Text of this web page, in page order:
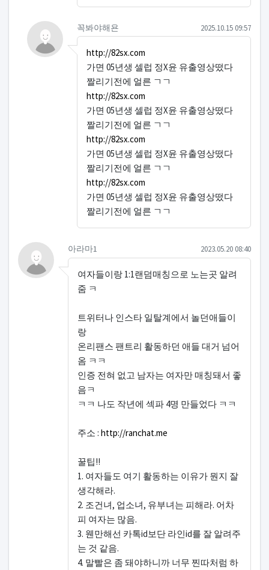
꼭봐야해욘님의댓글의
댓글
꼭봐야해욘 작성일
2025.10.15 09:57
http://82sx.com
가면 05년생 셀럽 정X윤 유출영상떴다
짤리기전에 얼른 ㄱㄱ
http://82sx.com
가면 05년생 셀럽 정X윤 유출영상떴다
짤리기전에 얼른 ㄱㄱ
http://82sx.com
가면 05년생 셀럽 정X윤 유출영상떴다
짤리기전에 얼른 ㄱㄱ
http://82sx.com
가면 05년생 셀럽 정X윤 유출영상떴다
짤리기전에 얼른 ㄱㄱ
아라마1님의 댓글
아라마1 작성일
2023.05.20 08:40
여자들이랑 1:1랜덤매칭으로 노는곳 알려
줌 ㅋ
트위터나 인스타 일탈계에서 놀던애들이
랑
온리팬스 팬트리 활동하던 애들 대거 넘어
옴 ㅋㅋ
인증 전혀 없고 남자는 여자만 매칭돼서 좋
음ㅋ
ㅋㅋ 나도 작년에 섹파 4명 만들었다 ㅋㅋ
주소 : http://ranchat.me
꿀팁!!
1. 여자들도 여기 활동하는 이유가 뭔지 잘
생각해라.
2. 조건녀, 업소녀, 유부녀는 피해라. 어차
피 여자는 많음.
3. 웬만해선 카톡id보단 라인id를 잘 알려주
는 것 같음.
4. 말빨은 좀 돼야하니까 너무 찐따처럼 하